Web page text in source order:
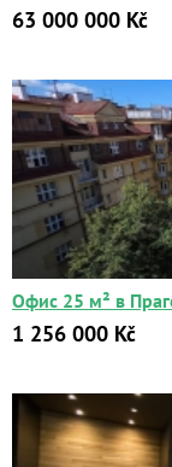
63 000 000 Kč
Офис 25 м² в
1 256 000 Kč